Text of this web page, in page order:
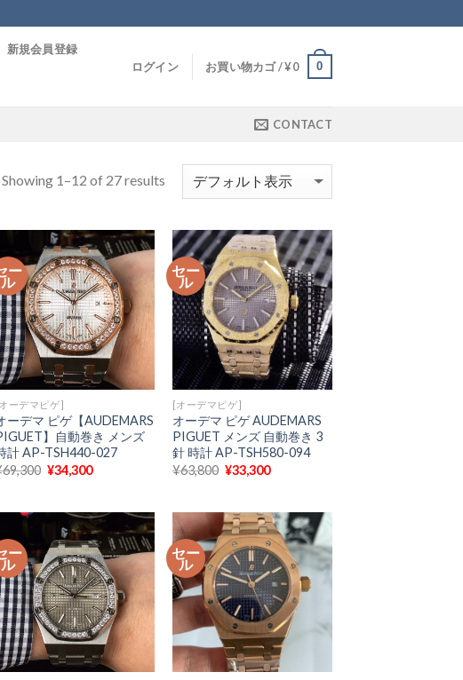
新規会員登録
ログイン お買い物カゴ /¥0 0
CONTACT
Showing 1–12 of 27 results
ー
ル
ーデマピゲ]
ーデマ ピゲ【AUDEMARS
】自動巻き メンズ
計 AP-TSH440-027
69,300 元
¥69,300
で
し
た。
¥34,300現
格
は
¥34,300
で
す。
セー
ル
[オーデマピゲ]
オーデマ ピゲ AUDEMARS
PIGUET メンズ 自動巻き 3
針 時計 AP-TSH580-094
¥63,800 元
は
¥63,800
で
し
た。
¥33,300現
格
は
¥33,300
で
す。
ー
ル
セー
ル